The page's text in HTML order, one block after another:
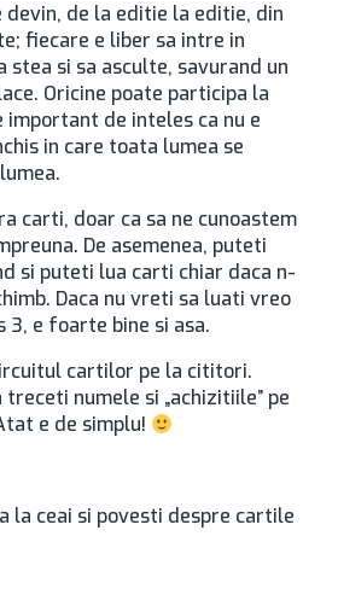
devin, de la editie la editie, din
fiecare e liber sa intre in
stea si sa asculte, savurand un
Oricine poate participa la
important de inteles ca nu e
in care toata lumea se
carti, doar ca sa ne cunoastem
De asemenea, puteti
si puteti lua carti chiar daca n-
Daca nu vreti sa luati vreo
3, e foarte bine si asa.
cartilor pe la cititori.
numele si „achizitiile” pe
e de simplu!
la ceai si povesti despre cartile